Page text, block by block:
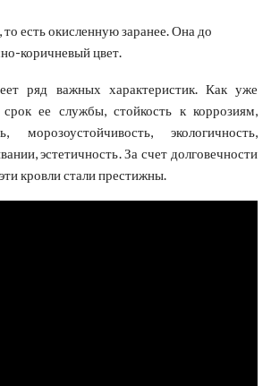
есть окисленную заранее. Она до
коричневый цвет.
ряд важных характеристик. Как уже
ее службы, стойкость к коррозиям,
морозоустойчивость, экологичность,
эстетичность. За счет долговечности
кровли стали престижны.